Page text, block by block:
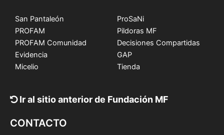
San Pantaleón
PROFAM
PROFAM Comunidad
Evidencia
Micelio
ProSaNi
Pildoras MF
Decisiones Compartidas
GAP
Tienda
Ir al sitio anterior de Fundación MF
CONTACTO